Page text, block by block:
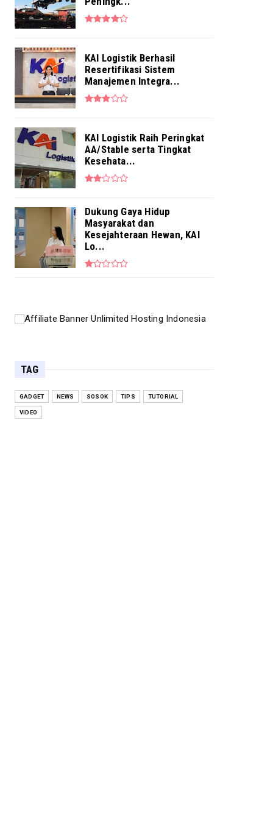
Aug 04, 2026
Pekerja BRI Region 6 Gelar
Pengajian Bersama
Aug 03, 2026
KAI Logistik Berhasil
Resertifikasi Sistem
Manajemen Integra...
KAI Logistik Raih Peringkat
AA/Stable serta Tingkat
Kesehata...
Dukung Gaya Hidup
Masyarakat dan
Kesejahteraan Hewan, KAI
Lo...
TAG
GADGET NEWS SOSOK TIPS TUTORIAL
VIDEO